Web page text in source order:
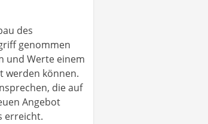
des
genommen
und Werte einem
werden können.
die auf
Angebot
erreicht.